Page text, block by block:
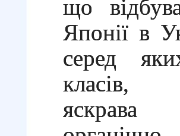
що
Японії в
серед
класів,
яскрава